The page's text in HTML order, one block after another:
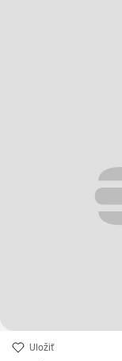
Uložiť